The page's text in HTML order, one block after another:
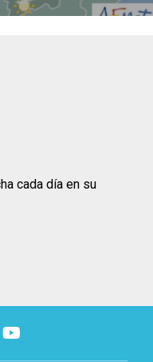
cada día en su